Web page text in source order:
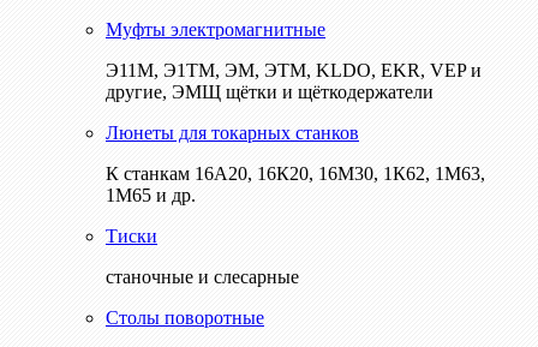
Муфты электромагнитные
Э11М, Э1ТМ, ЭМ, ЭТМ, KLDO, EKR, VEP и
другие, ЭМЩ щётки и щёткодержатели
Люнеты для токарных станков
К станкам 16А20, 16К20, 16М30, 1К62, 1М63,
1М65 и др.
Тиски
станочные и слесарные
Столы поворотные